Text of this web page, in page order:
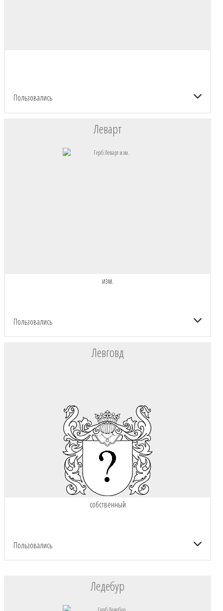
Пользовались
Леварт
изм.
Пользовались
Левговд
собственный
Пользовались
Ледебур